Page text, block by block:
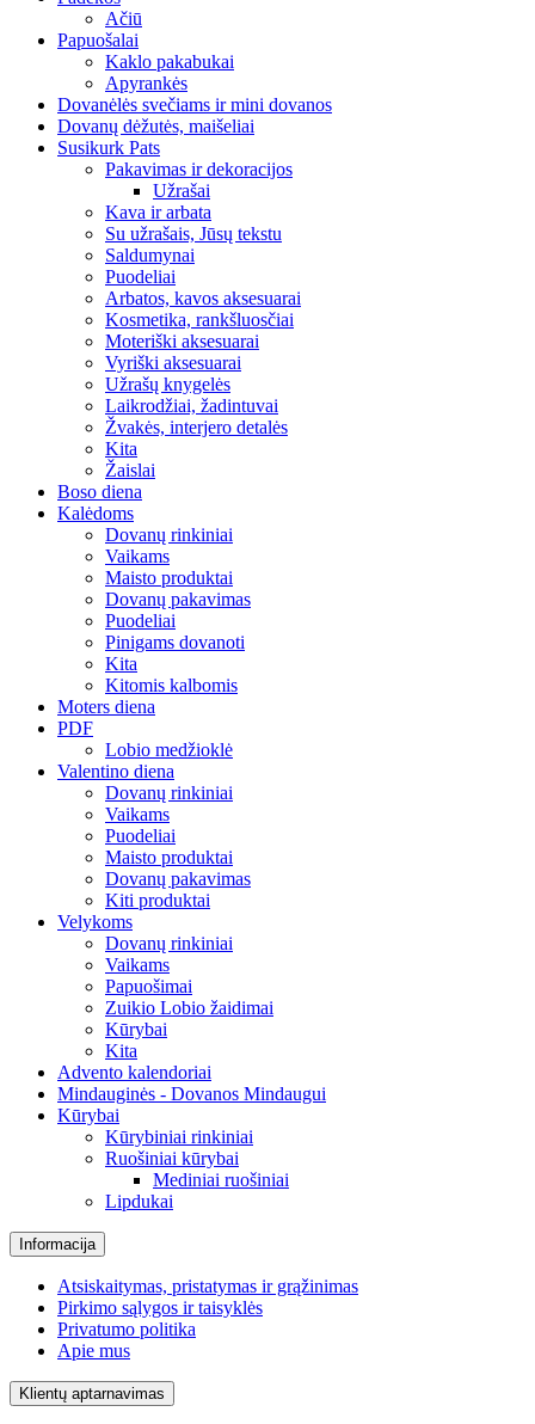
Ačiū
Papuošalai
Kaklo pakabukai
Apyrankės
Dovanėlės svečiams ir mini dovanos
Dovanų dėžutės, maišeliai
Susikurk Pats
Pakavimas ir dekoracijos
Užrašai
Kava ir arbata
Su užrašais, Jūsų tekstu
Saldumynai
Puodeliai
Arbatos, kavos aksesuarai
Kosmetika, rankšluosčiai
Moteriški aksesuarai
Vyriški aksesuarai
Užrašų knygelės
Laikrodžiai, žadintuvai
Žvakės, interjero detalės
Kita
Žaislai
Boso diena
Kalėdoms
Dovanų rinkiniai
Vaikams
Maisto produktai
Dovanų pakavimas
Puodeliai
Pinigams dovanoti
Kita
Kitomis kalbomis
Moters diena
PDF
Lobio medžioklė
Valentino diena
Dovanų rinkiniai
Vaikams
Puodeliai
Maisto produktai
Dovanų pakavimas
Kiti produktai
Velykoms
Dovanų rinkiniai
Vaikams
Papuošimai
Zuikio Lobio žaidimai
Kūrybai
Kita
Advento kalendoriai
Mindauginės - Dovanos Mindaugui
Kūrybai
Kūrybiniai rinkiniai
Ruošiniai kūrybai
Mediniai ruošiniai
Lipdukai
Informacija
Atsiskaitymas, pristatymas ir grąžinimas
Pirkimo sąlygos ir taisyklės
Privatumo politika
Apie mus
Klientų aptarnavimas